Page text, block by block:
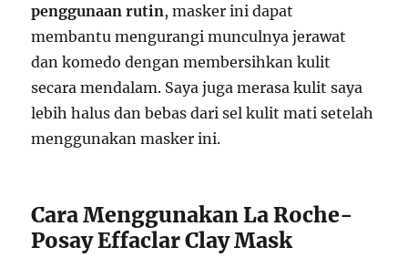
penggunaan rutin, masker ini dapat
membantu mengurangi munculnya jerawat
dan komedo dengan membersihkan kulit
secara mendalam. Saya juga merasa kulit saya
lebih halus dan bebas dari sel kulit mati setelah
menggunakan masker ini.
Cara Menggunakan La Roche-
Posay Effaclar Clay Mask